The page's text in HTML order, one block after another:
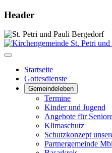
Header
Startseite
Gottesdienste
Gemeindeleben
Termine
Kinder und Jugend
Angebote für
Klimaschutz
Schutzkonzept
Partnergemeinde